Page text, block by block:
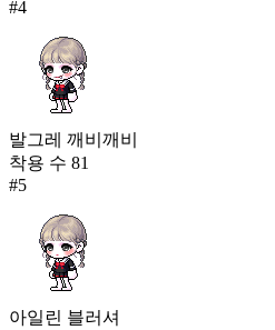
#4
발그레 깨비깨비
착용 수 81
#5
아일린 블러셔